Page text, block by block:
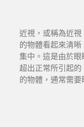
近視，或稱為近
的物體看起來清
集中。這是由於
超出正常所引起
的物體，通常需要